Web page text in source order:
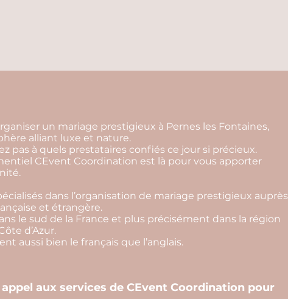
un mariage prestigieux à Pernes les Fontaines,
alliant luxe et nature.
pas à quels prestataires confiés ce jour si précieux.
CEvent Coordination est là pour vous apporter
dans l’organisation de mariage prestigieux auprès
et étrangère.
le sud de la France et plus précisément dans la région
d’Azur.
aussi bien le français que l’anglais.
aux services de CEvent Coordination pour